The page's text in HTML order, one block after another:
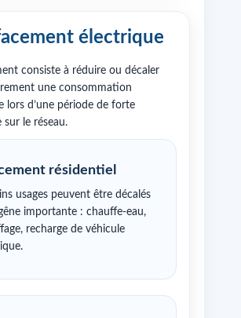
électrique
consiste à réduire ou décaler
une consommation
lors d’une période de forte
sur le réseau.
résidentiel
usages peuvent être décalés
importante : chauffe-eau,
recharge de véhicule